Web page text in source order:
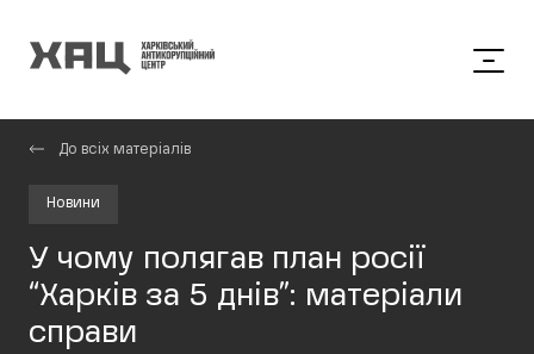
До всіх матеріалів
Новини
У чому полягав план росії
“Харків за 5 днів”: матеріали
справи